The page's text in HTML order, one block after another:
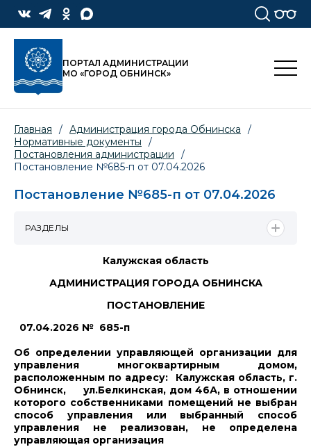
ПОРТАЛ АДМИНИСТРАЦИИ
МО «ГОРОД ОБНИНСК»
Главная / Администрация города Обнинска
/
Нормативные документы
/
Постановления администрации
/
Постановление №685-п от 07.04.2026
Постановление №685-п от 07.04.2026
Калужская область
АДМИНИСТРАЦИЯ ГОРОДА ОБНИНСКА
ПОСТАНОВЛЕНИЕ
07.04.2026 № 685-п
Об определении управляющей организации для
управления многоквартирным домом,
расположенным по адресу: Калужская область, г.
Обнинск, ул.Белкинская, дом 46А, в отношении
которого собственниками помещений не выбран
способ управления или выбранный способ
управления не реализован, не определена
управляющая организация
РАЗДЕЛЫ